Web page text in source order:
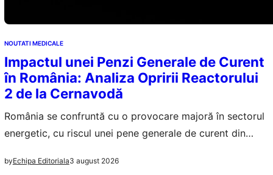
NOUTATI MEDICALE
Impactul unei Penzi Generale de Curent
în România: Analiza Opririi Reactorului
2 de la Cernavodă
România se confruntă cu o provocare majoră în sectorul
energetic, cu riscul unei pene generale de curent din
implicațiile și soluțiile posibile.
byEchipa Editoriala3 august 2026